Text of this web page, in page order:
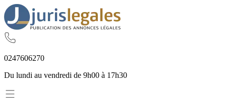
0247606270
Du lundi au vendredi de 9h00 à 17h30